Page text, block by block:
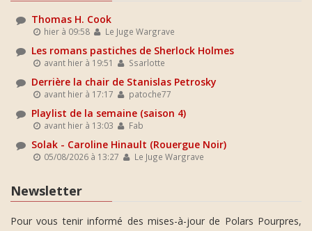
Thomas H. Cook
hier à 09:58 Le Juge Wargrave
Les romans pastiches de Sherlock Holmes
avant hier à 19:51 Ssarlotte
Derrière la chair de Stanislas Petrosky
avant hier à 17:17 patoche77
Playlist de la semaine (saison 4)
avant hier à 13:03 Fab
Solak - Caroline Hinault (Rouergue Noir)
05/08/2026 à 13:27 Le Juge Wargrave
Newsletter
Pour vous tenir informé des mises-à-jour de Polars Pourpres,